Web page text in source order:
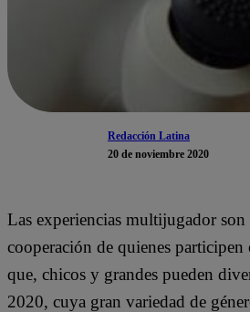
Redacción Latina
20 de noviembre 2020
Las experiencias multijugador
cooperación de quienes
que, chicos y grandes pueden
2020, cuya gran variedad de